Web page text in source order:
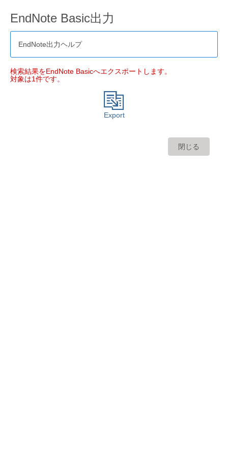
EndNote Basic出力
EndNote出力ヘルプ
検索結果をEndNote Basicへエクスポートします。
対象は1件です。
Export